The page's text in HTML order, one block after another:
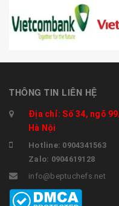
THÔNG TIN LIÊN HỆ
Địa chỉ: Số 34, ngõ
Hà Nội
Hotline: 0904341563
Zalo: 0904619128
info@beptuchefs.net